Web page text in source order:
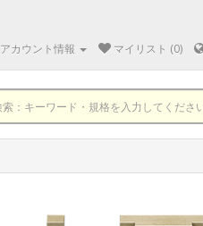
アカウント情報 マイリスト (0)